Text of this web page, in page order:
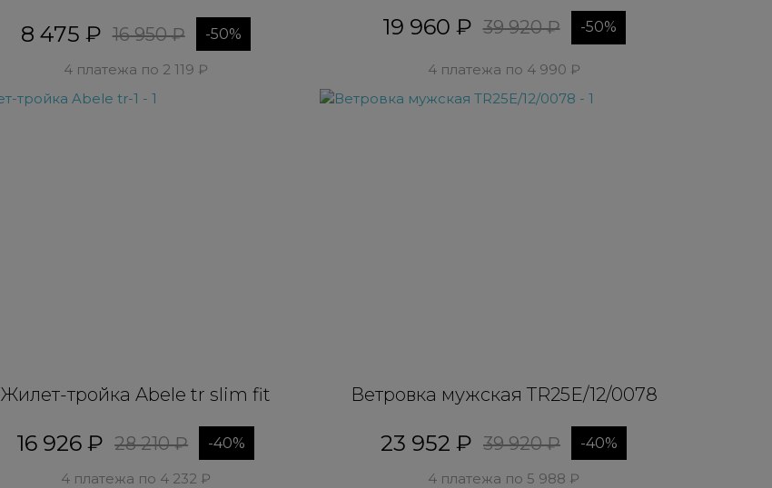
8 475 ₽ 16 950 ₽ -50%
4 платежа по 2 119 ₽
19 960 ₽ 39 920 ₽ -50%
4 платежа по 4 990 ₽
Жилет-тройка Abele tr slim fit
16 926 ₽ 28 210 ₽ -40%
4 платежа по 4 232 ₽
Ветровка мужская TR25E/12/0078
23 952 ₽ 39 920 ₽ -40%
4 платежа по 5 988 ₽